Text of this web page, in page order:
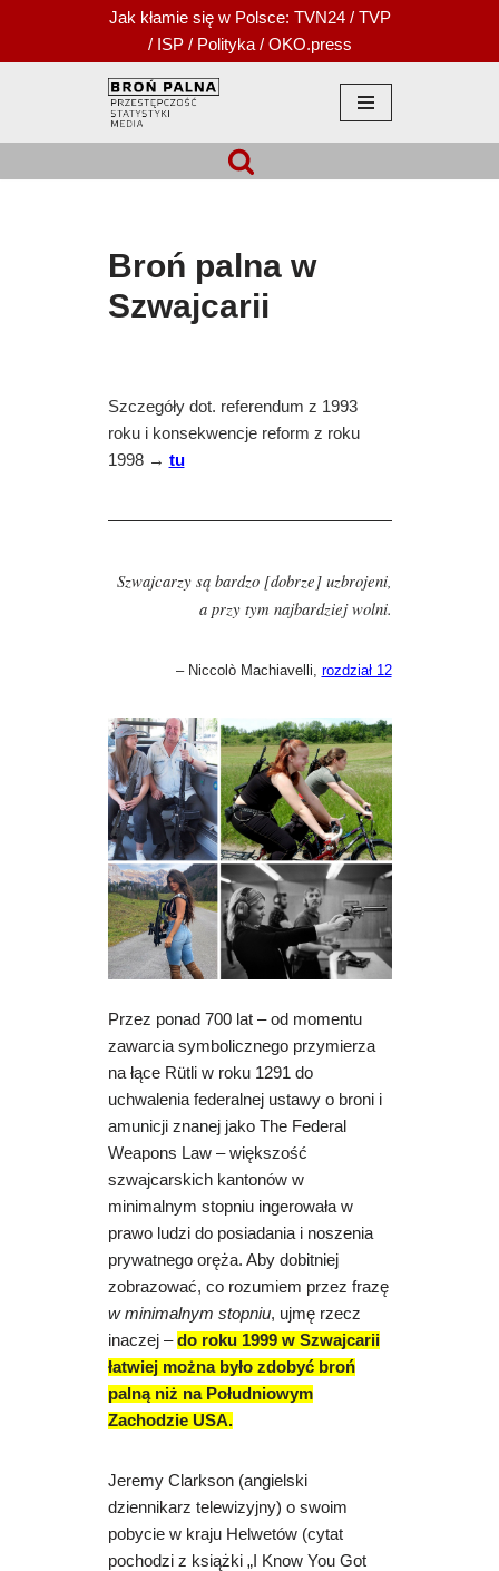
Przejdź
Jak kłamie się w Polsce: TVN24/ TVP
/ ISP/ Polityka/ OKO.press
Broń palna w
Szwajcarii
Szczegóły dot. referendum z 1993
roku i konsekwencje reform z roku
1998 → tu
—————————————————
Szwajcarzy są bardzo [dobrze] uzbrojeni,
a przy tym najbardziej wolni.
– Niccolò Machiavelli, rozdział 12
Przez ponad 700 lat – od momentu
zawarcia symbolicznego przymierza
na łące Rütli w roku 1291 do
uchwalenia federalnej ustawy o broni i
amunicji znanej jako The Federal
Weapons Law – większość
szwajcarskich kantonów w
minimalnym stopniu ingerowała w
prawo ludzi do posiadania i noszenia
prywatnego oręża. Aby dobitniej
zobrazować, co rozumiem przez frazę
w minimalnym stopniu, ujmę rzecz
inaczej –do roku 1999 w Szwajcarii
łatwiej można było zdobyć broń
palną niż na Południowym
Zachodzie USA.
Jeremy Clarkson (angielski
dziennikarz telewizyjny) o swoim
pobycie w kraju Helwetów (cytat
pochodzi z książki „I Know You Got